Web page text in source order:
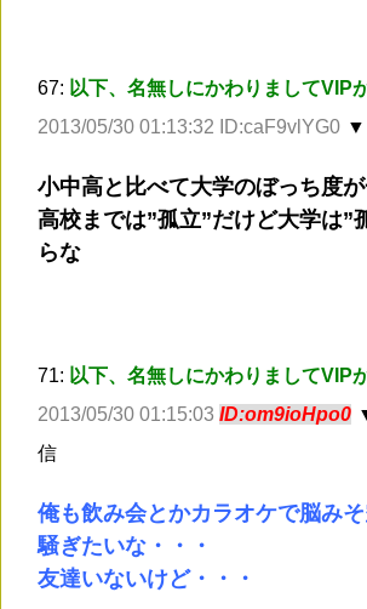
67: 以下、名無しにかわりましてVIP
2013/05/30 01:13:32 ID:caF9vlYG0 ▼
小中高と比べて大学のぼっち度
高校までは”孤立”だけど大学は”
らな
71: 以下、名無しにかわりましてVIP
2013/05/30 01:15:03 ID:om9ioHpo0
信
俺も飲み会とかカラオケで脳み
騒ぎたいな・・・
友達いないけど・・・